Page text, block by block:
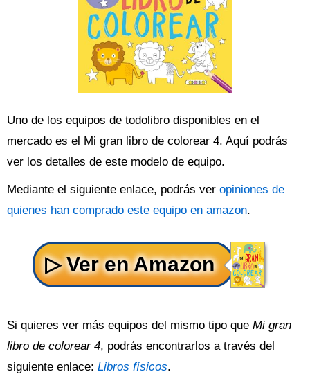
Uno de los equipos de todolibro disponibles en el
mercado es el Mi gran libro de colorear 4. Aquí podrás
ver los detalles de este modelo de equipo.
Mediante el siguiente enlace, podrás ver opiniones de
quienes han comprado este equipo en amazon.
Si quieres ver más equipos del mismo tipo que Mi gran
libro de colorear 4, podrás encontrarlos a través del
siguiente enlace: Libros físicos.